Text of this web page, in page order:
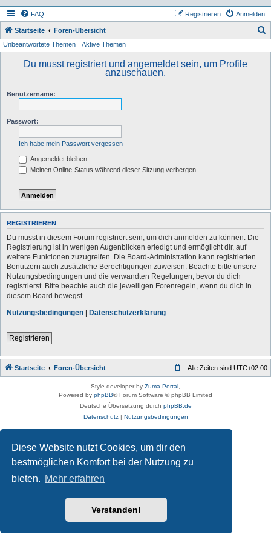
Diese Website nutzt Cookies, um dir den
bestmöglichen Komfort bei der Nutzung zu
bieten. Mehr erfahren
Verstanden!
FAQ Anmelden
Registrieren
Startseite Foren-Übersicht
Unbeantwortete Themen Aktive Themen
Du musst registriert und angemeldet sein, um Profile
anzuschauen.
Benutzername:
Passwort:
Ich habe mein Passwort vergessen
Angemeldet bleiben
Meinen Online-Status während dieser Sitzung verbergen
REGISTRIEREN
Du musst in diesem Forum registriert sein, um dich anmelden zu können. Die
Registrierung ist in wenigen Augenblicken erledigt und ermöglicht dir, auf
weitere Funktionen zuzugreifen. Die Board-Administration kann registrierten
Benutzern auch zusätzliche Berechtigungen zuweisen. Beachte bitte unsere
Nutzungsbedingungen und die verwandten Regelungen, bevor du dich
registrierst. Bitte beachte auch die jeweiligen Forenregeln, wenn du dich in
diesem Board bewegst.
Nutzungsbedingungen | Datenschutzerklärung
Registrieren
Startseite Foren-Übersicht Alle Zeiten sind UTC+02:00
Style developer by Zuma Portal
Powered by phpBB® Forum Software © phpBB Limited
Deutsche Übersetzung durch phpBB.de
Datenschutz| Nutzungsbedingungen